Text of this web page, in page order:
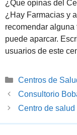
¿Que opinas del
¿Hay Farmacias y
recomendar
puede aparcar.
usuarios de este
Categorías
Centros de
Consultorio
Centro de